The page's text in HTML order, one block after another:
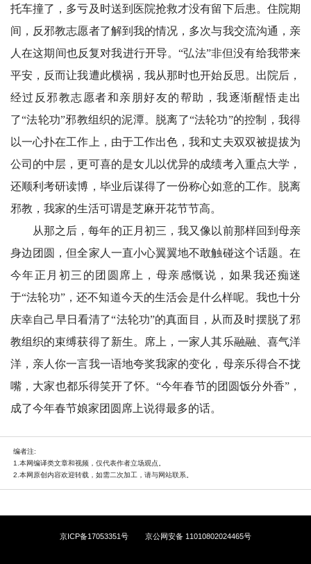
托车撞了，多亏及时送到医院抢救才没有留下后患。住院期
间，反邪教志愿者了解到我的情况，多次与我交流沟通，亲
人在这期间也反复对我进行开导。“弘法”非但没有给我带来
平安，反而让我遭此横祸，我从那时也开始反思。出院后，
经过反邪教志愿者和亲朋好友的帮助，我逐渐醒悟走出
了“法轮功”邪教组织的泥潭。脱离了“法轮功”的控制，我得
以一心扑在工作上，由于工作出色，我和丈夫双双被提拔为
公司的中层，更可喜的是女儿以优异的成绩考入重点大学，
还顺利考研读博，毕业后谋得了一份称心如意的工作。脱离
邪教，我家的生活可谓是芝麻开花节节高。
从那之后，每年的正月初三，我又像以前那样回到母亲
身边团圆，但全家人一直小心翼翼地不敢触碰这个话题。在
今年正月初三的团圆席上，母亲感慨说，如果我还痴迷
于“法轮功”，还不知道今天的生活会是什么样呢。我也十分
庆幸自己早日看清了“法轮功”的真面目，从而及时摆脱了邪
教组织的束缚获得了新生。席上，一家人其乐融融、喜气洋
洋，亲人你一言我一语地夸奖我家的变化，母亲乐得合不拢
嘴，大家也都乐得笑开了怀。“今年春节的团圆饭分外香”，
成了今年春节娘家团圆席上说得最多的话。
编者注:
1.本网编译类文章和视频，仅代表作者立场观点。
2.本网原创内容欢迎转载，如需二次加工，请与网站联系。
京ICP备17053351号 京公网安备 11010802024465号